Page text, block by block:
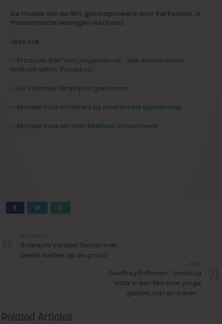
De muziek van de film, gecomponeerd door Raf Keunen, is
momenteel te verkrijgen via iTunes.
Lees ook :
– Producer Bart Van Langendonck : ‘Alle Amerikaanse
festivals willen ‘Rundskop’.’
– De Vlaamse Filmprijzen gaan naar…
– Michael Roskam tekent bij Amerikaans agentschap
– Michael Roskam over Matthias Schoenaerts
Robrecht Vanden Thoren met
beide voeten op de grond
Geoffrey Enthoven : ‘Hasta La
Vista’ is een film over jonge
gasten, wijn en wijven…
Related Articles